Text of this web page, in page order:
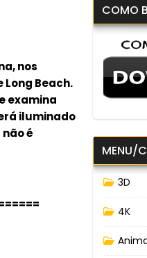
nos
Beach.
examina
iluminado
é
COMO
MENU/
3D
4K